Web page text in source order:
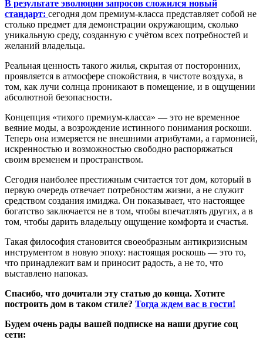
В результате эволюции запросов сложился новый
стандарт: сегодня дом премиум-класса представляет собой не
столько предмет для демонстрации окружающим, сколько
уникальную среду, созданную с учётом всех потребностей и
желаний владельца.
Реальная ценность такого жилья, скрытая от посторонних,
проявляется в атмосфере спокойствия, в чистоте воздуха, в
том, как лучи солнца проникают в помещение, и в ощущении
абсолютной безопасности.
Концепция «тихого премиум-класса» — это не временное
веяние моды, а возрождение истинного понимания роскоши.
Теперь она измеряется не внешними атрибутами, а гармонией,
искренностью и возможностью свободно распоряжаться
своим временем и пространством.
Сегодня наиболее престижным считается тот дом, который в
первую очередь отвечает потребностям жизни, а не служит
средством создания имиджа. Он показывает, что настоящее
богатство заключается не в том, чтобы впечатлять других, а в
том, чтобы дарить владельцу ощущение комфорта и счастья.
Такая философия становится своеобразным антикризисным
инструментом в новую эпоху: настоящая роскошь — это то,
что принадлежит вам и приносит радость, а не то, что
выставлено напоказ.
Спасибо, что дочитали эту статью до конца. Хотите
построить дом в таком стиле? Тогда ждем вас в гости!
Будем очень рады вашей подписке на наши другие соц
сети: